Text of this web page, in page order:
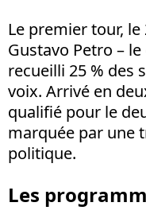
Le premier tour,
Gustavo Petro –
recueilli 25 % des
voix. Arrivé en
qualifié pour le
marquée par une
politique.
Les